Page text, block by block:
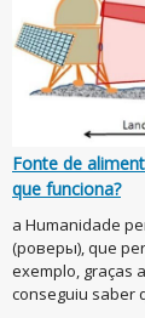
Fonte de
que funciona?
a Humanidade
(роверы), que
exemplo, graças
conseguiu saber